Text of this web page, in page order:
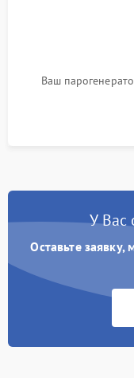
Ваш
У Вас
Оставьте